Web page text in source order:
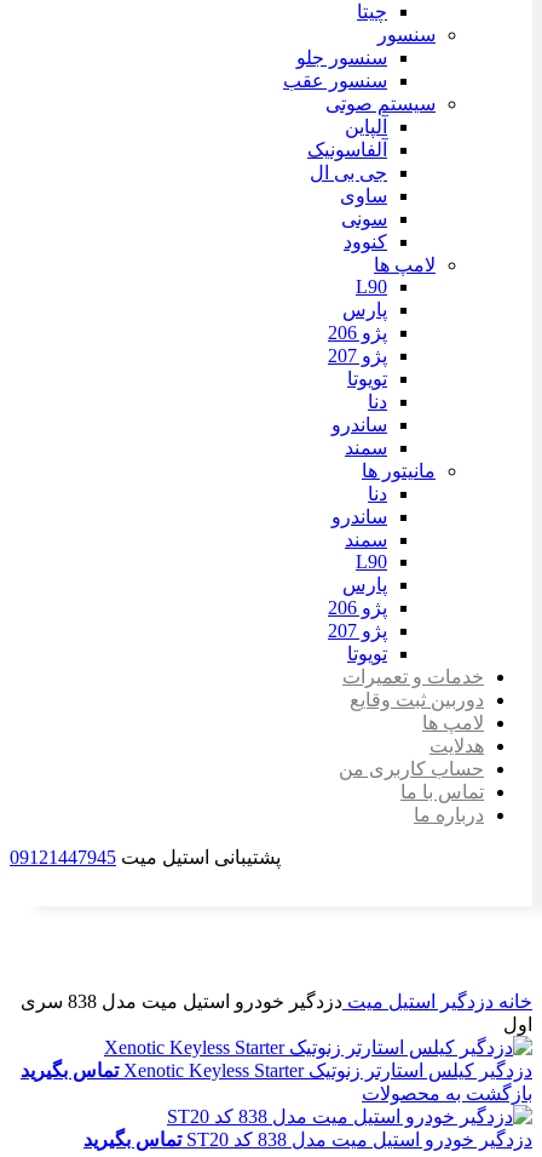
چیتا
سنسور
سنسور جلو
سنسور عقب
سیستم صوتی
آلپاین
آلفاسونیک
جی بی ال
ساوی
سونی
کنوود
لامپ ها
L90
پارس
پژو 206
پژو 207
تویوتا
دنا
ساندرو
سمند
مانیتور ها
دنا
ساندرو
سمند
L90
پارس
پژو 206
پژو 207
تویوتا
خدمات و تعمیرات
دوربین ثبت وقایع
لامپ ها
هدلایت
حساب کاربری من
تماس با ما
درباره ما
پشتیبانی استیل میت 09121447945
خانه دزدگیر استیل میت
دزدگیر خودرو استیل میت مدل 838 سری
اول
دزدگیر کیلس استارتر زنوتیک Xenotic Keyless Starter
تماس بگیرید
بازگشت به محصولات
دزدگیر خودرو استیل میت مدل 838 کد ST20 تماس بگیرید